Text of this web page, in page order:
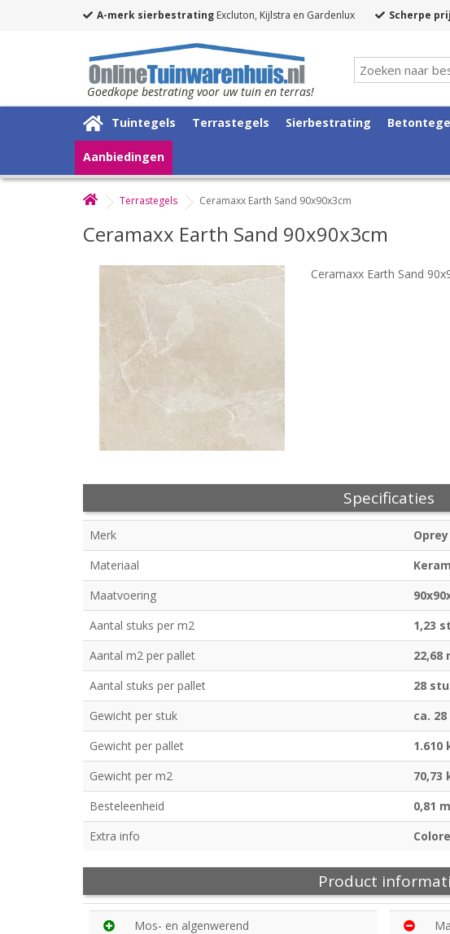
A-merk sierbestrating Excluton, Kijlstra en Gardenlux Scherpe
Goedkope bestrating voor uw tuin en terras!
Tuintegels Terrastegels Sierbestrating
Aanbiedingen
Terrastegels Ceramaxx Earth Sand 90x90x3cm
Ceramaxx Earth Sand 90x90x3cm
Ceramaxx Earth Sand
Specificaties
Merk
Oprey
Materiaal
Maatvoering
Aantal stuks per m2
1,23
Aantal m2 per pallet
22,68
Aantal stuks per pallet
28
Gewicht per stuk
ca.
Gewicht per pallet
1.610
Gewicht per m2
70,73
Besteleenheid
0,81
Extra info
Product
Mos- en algenwerend